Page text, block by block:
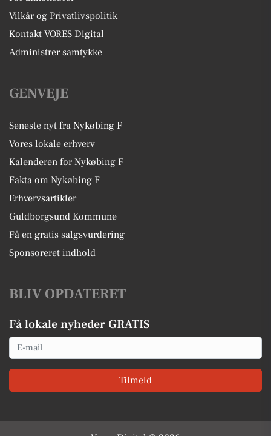
Vilkår og Privatlivspolitik
Kontakt VORES Digital
Administrer samtykke
GENVEJE
Seneste nyt fra Nykøbing F
Vores lokale erhverv
Kalenderen for Nykøbing F
Fakta om Nykøbing F
Erhvervsartikler
Guldborgsund Kommune
Få en gratis salgsvurdering
Sponsoreret indhold
BLIV OPDATERET
Få lokale nyheder GRATIS
Email
Tilmeld